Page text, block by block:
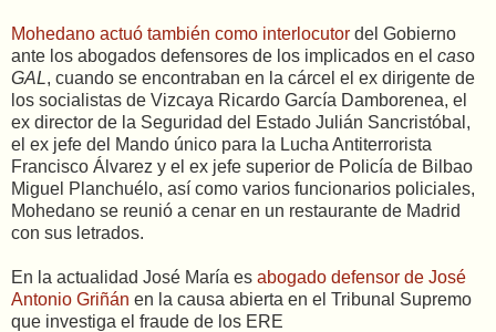
Mohedano actuó también como interlocutor del Gobierno
ante los abogados defensores de los implicados en el caso
GAL, cuando se encontraban en la cárcel el ex dirigente de
los socialistas de Vizcaya Ricardo García Damborenea, el
ex director de la Seguridad del Estado Julián Sancristóbal,
el ex jefe del Mando único para la Lucha Antiterrorista
Francisco Álvarez y el ex jefe superior de Policía de Bilbao
Miguel Planchuélo, así como varios funcionarios policiales,
Mohedano se reunió a cenar en un restaurante de Madrid
con sus letrados.
En la actualidad José María es abogado defensor de José
Antonio Griñán en la causa abierta en el Tribunal Supremo
que investiga el fraude de los ERE